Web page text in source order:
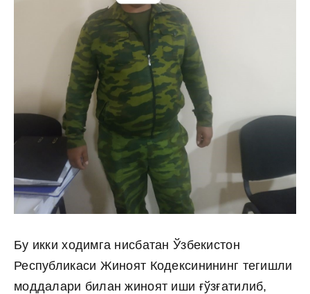
Бу икки ходимга нисбатан Ўзбекистон
Республикаси Жиноят Кодексинининг тегишли
моддалари билан жиноят иши ғўзғатилиб,